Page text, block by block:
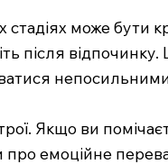
стадіях може
після
Якщо ви
про емоційне